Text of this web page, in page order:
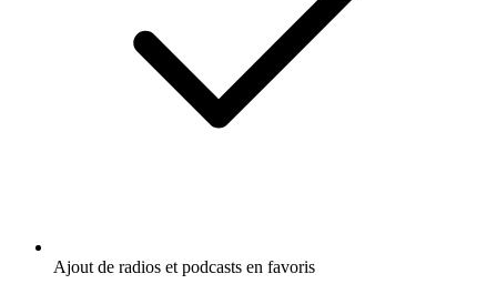
Ajout de radios et podcasts en favoris